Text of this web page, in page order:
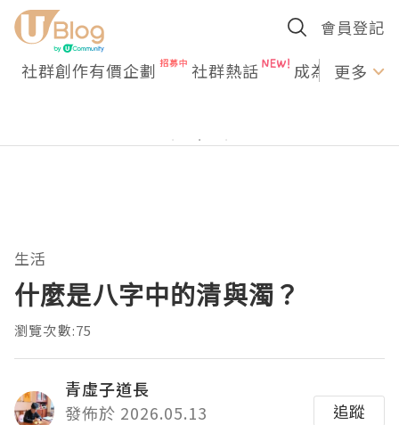
會員登記
社群創作有價企劃 社群熱話 成為U更多
生活
什麼是八字中的清與濁？
瀏覽次數:75
青虛子道長
發佈於 2026.05.13
追蹤